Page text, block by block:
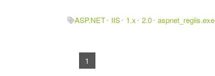
ASP.NET
IIS 1.x 2.0 aspnet_regiis.exe
1